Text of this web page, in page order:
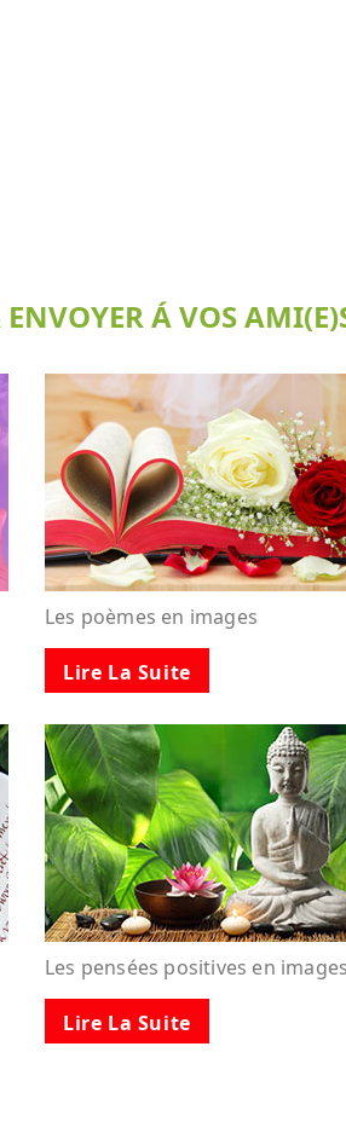
Á VOS
Les poèmes en images
Lire La Suite
Les pensées positives en images
Lire La Suite